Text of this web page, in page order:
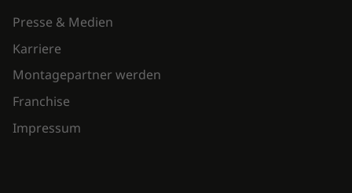
Presse & Medien
Karriere
Montagepartner werden
Franchise
Impressum